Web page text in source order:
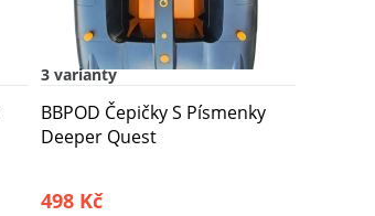
3 varianty
BBPOD Čepičky S Písmenky
Deeper Quest
498 Kč